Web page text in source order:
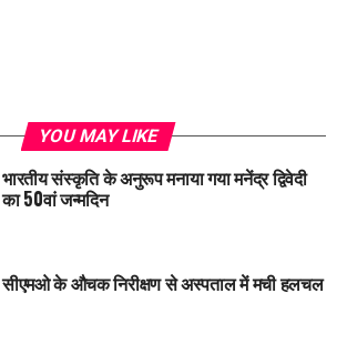
YOU MAY LIKE
भारतीय संस्कृति के अनुरूप मनाया गया मनेंद्र द्विवेदी
का 50वां जन्मदिन
सीएमओ के औचक निरीक्षण से अस्पताल में मची हलचल